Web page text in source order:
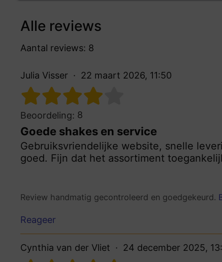
Alle reviews
Aantal reviews: 8
Julia Visser 22 maart 2026, 11:50
Beoordeling: 8
Goede shakes en service
Gebruiksvriendelijke website, snelle
goed. Fijn dat het assortiment
Review handmatig gecontroleerd en goedgekeurd.
Reageer
Cynthia van der Vliet 24 december 2025,